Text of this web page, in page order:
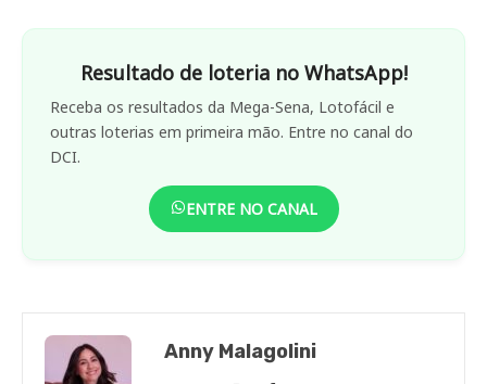
Resultado de loteria no WhatsApp!
Receba os resultados da Mega-Sena, Lotofácil e
outras loterias em primeira mão. Entre no canal do
DCI.
ENTRE NO CANAL
Anny Malagolini